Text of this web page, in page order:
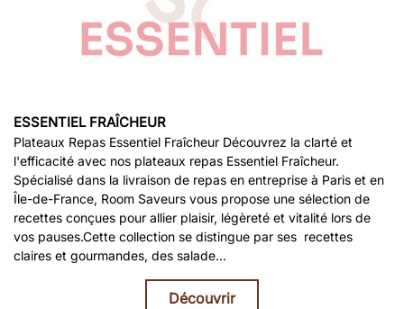
ESSENTIEL FRAÎCHEUR
Plateaux Repas Essentiel Fraîcheur Découvrez la clarté et
l'efficacité avec nos plateaux repas Essentiel Fraîcheur.
Spécialisé dans la livraison de repas en entreprise à Paris et en
Île-de-France, Room Saveurs vous propose une sélection de
recettes conçues pour allier plaisir, légèreté et vitalité lors de
vos pauses.Cette collection se distingue par ses recettes
claires et gourmandes, des salade…
Découvrir